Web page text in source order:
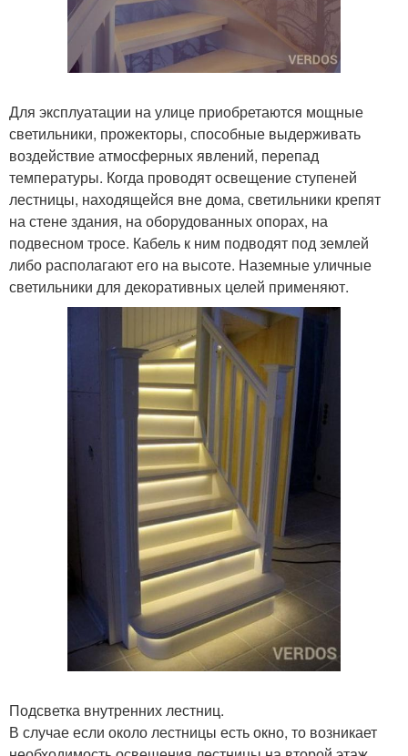
Для эксплуатации на улице приобретаются мощные
светильники, прожекторы, способные выдерживать
воздействие атмосферных явлений, перепад
температуры. Когда проводят освещение ступеней
лестницы, находящейся вне дома, светильники крепят
на стене здания, на оборудованных опорах, на
подвесном тросе. Кабель к ним подводят под землей
либо располагают его на высоте. Наземные уличные
светильники для декоративных целей применяют.
Подсветка внутренних лестниц.
В случае если около лестницы есть окно, то возникает